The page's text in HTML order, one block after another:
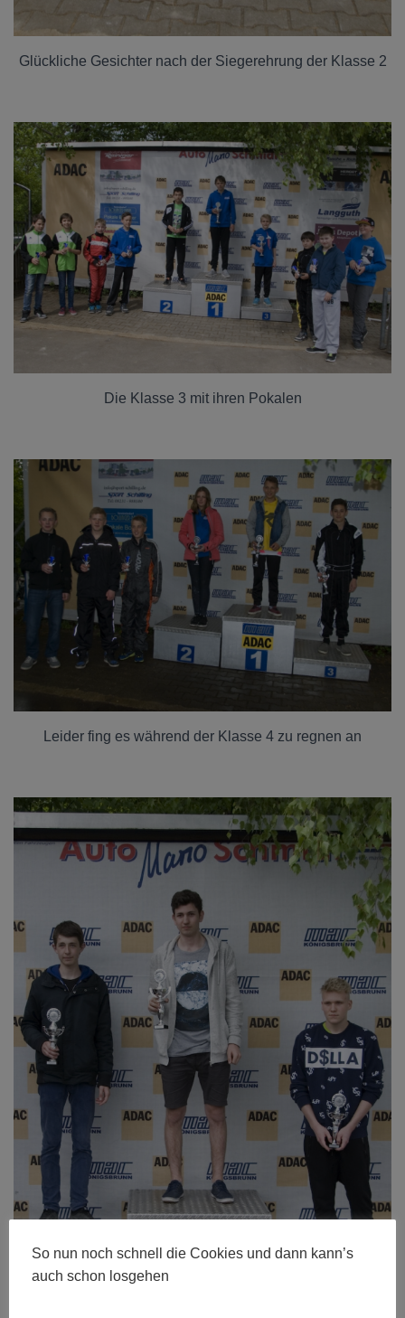
Glückliche Gesichter nach der Siegerehrung der Klasse 2
Die Klasse 3 mit ihren Pokalen
Leider fing es während der Klasse 4 zu regnen an
So nun noch schnell die Cookies und dann kann’s
auch schon losgehen